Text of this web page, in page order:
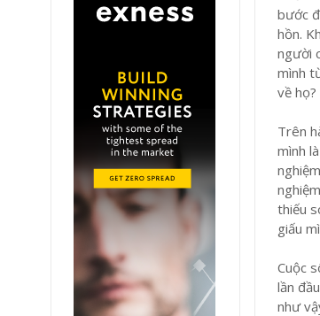
bước
hồn.
người
mình
về họ?
Trên
mình
thiếu
giấu
Cuộc
lần
như